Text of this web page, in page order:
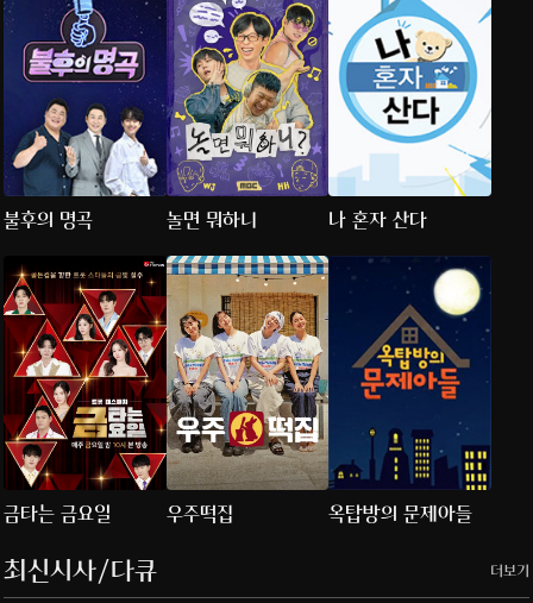
불후의 명곡 놀면 뭐하니 나 혼자 산다
금타는 금요일 우주떡집 옥탑방의 문제아들
최신시사/다큐 더보기